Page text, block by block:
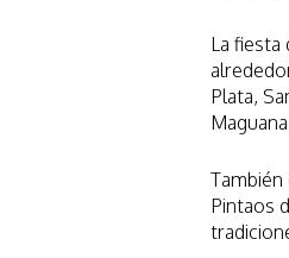
La
Plata,
Pintaos